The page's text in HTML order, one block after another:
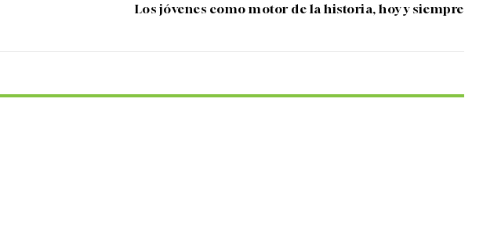
Los jóvenes como motor de la historia, hoy y siempre